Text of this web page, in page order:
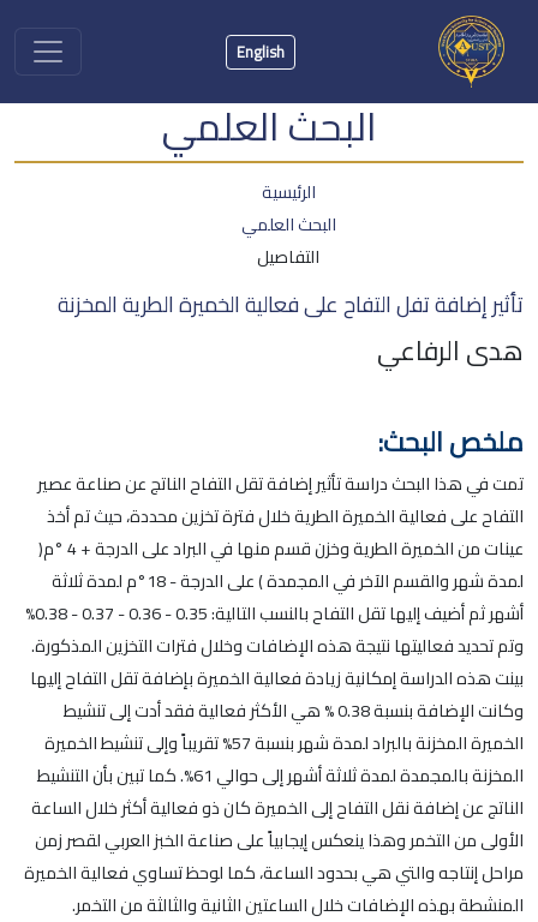
English
البحث العلمي
الرئيسية
البحث العلمي
التفاصيل
تأثير إضافة تفل التفاح على فعالية الخميرة الطرية المخزنة
هدى الرفاعي
ملخص البحث:
تمت في هذا البحث دراسة تأثير إضافة تقل التفاح الناتج عن صناعة عصير
التفاح على فعالية الخميرة الطرية خلال فترة تخزين محددة، حيث تم أخذ
عينات من الخميرة الطرية وخزن قسم منها في البراد على الدرجة + 4 °م(
لمدة شهر والقسم الآخر في المجمدة ) على الدرجة - 18°م لمدة ثلاثة
أشهر ثم أضيف إليها تقل التفاح بالنسب التالية: 0.35 - 0.36 - 0.37 - 0.38%
وتم تحديد فعاليتها نتيجة هذه الإضافات وخلال فترات التخزين المذكورة.
بينت هذه الدراسة إمكانية زيادة فعالية الخميرة بإضافة تقل التفاح إليها
وكانت الإضافة بنسبة 0.38 % هي الأكثر فعالية فقد أدت إلى تنشيط
الخميرة المخزنة بالبراد لمدة شهر بنسبة 57% تقريباً وإلى تنشيط الخميرة
المخزنة بالمجمدة لمدة ثلاثة أشهر إلى حوالي 61%. كما تبين بأن التنشيط
الناتج عن إضافة نقل التفاح إلى الخميرة كان ذو فعالية أكثر خلال الساعة
الأولى من التخمر وهذا ينعكس إيجابياً على صناعة الخبز العربي لقصر زمن
مراحل إنتاجه والتي هي بحدود الساعة، كما لوحظ تساوي فعالية الخميرة
المنشطة بهذه الإضافات خلال الساعتين الثانية والثالثة من التخمر.